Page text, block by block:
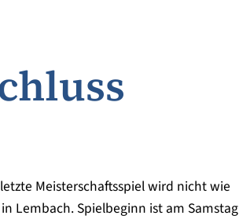
Meisterschaftsspiel wird nicht wie
Lembach. Spielbeginn ist am Samstag